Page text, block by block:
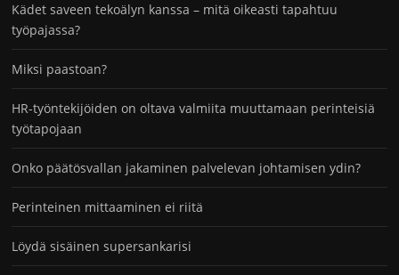
Kädet saveen tekoälyn kanssa – mitä oikeasti tapahtuu
työpajassa?
Miksi paastoan?
HR-työntekijöiden on oltava valmiita muuttamaan perinteisiä
työtapojaan
Onko päätösvallan jakaminen palvelevan johtamisen ydin?
Perinteinen mittaaminen ei riitä
Löydä sisäinen supersankarisi